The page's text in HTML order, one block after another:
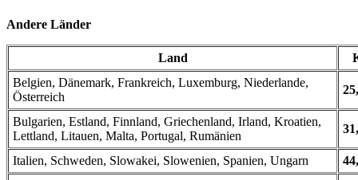
Andere Länder
Land
Belgien, Dänemark, Frankreich, Luxemburg, Niederlande,
Österreich
Bulgarien, Estland, Finnland, Griechenland, Irland, Kroatien,
Lettland, Litauen, Malta, Portugal, Rumänien
Italien, Schweden, Slowakei, Slowenien, Spanien, Ungarn